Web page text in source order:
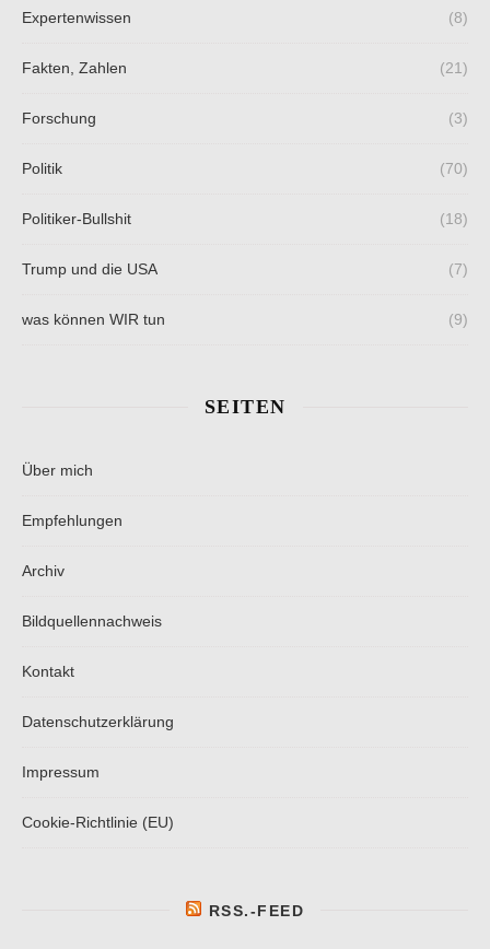
Expertenwissen (8)
Fakten, Zahlen (21)
Forschung (3)
Politik (70)
Politiker-Bullshit (18)
Trump und die USA (7)
was können WIR tun (9)
SEITEN
Über mich
Empfehlungen
Archiv
Bildquellennachweis
Kontakt
Datenschutzerklärung
Impressum
Cookie-Richtlinie (EU)
RSS.-FEED